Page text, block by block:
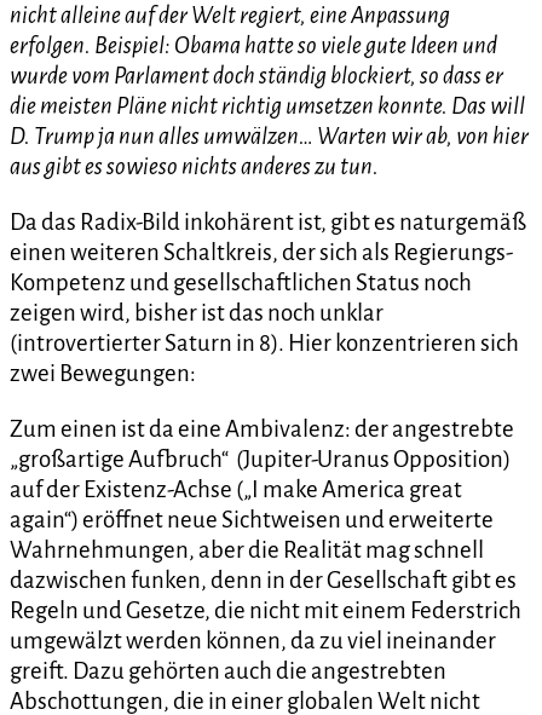
nicht alleine auf der Welt regiert, eine Anpassung
erfolgen. Beispiel: Obama hatte so viele gute Ideen und
wurde vom Parlament doch ständig blockiert, so dass er
die meisten Pläne nicht richtig umsetzen konnte. Das will
D. Trump ja nun alles umwälzen… Warten wir ab, von hier
aus gibt es sowieso nichts anderes zu tun.
Da das Radix-Bild inkohärent ist, gibt es naturgemäß
einen weiteren Schaltkreis, der sich als Regierungs-
Kompetenz und gesellschaftlichen Status noch
zeigen wird, bisher ist das noch unklar
(introvertierter Saturn in 8). Hier konzentrieren sich
zwei Bewegungen:
Zum einen ist da eine Ambivalenz: der angestrebte
„großartige Aufbruch“ (Jupiter-Uranus Opposition)
auf der Existenz-Achse („I make America great
again“) eröffnet neue Sichtweisen und erweiterte
Wahrnehmungen, aber die Realität mag schnell
dazwischen funken, denn in der Gesellschaft gibt es
Regeln und Gesetze, die nicht mit einem Federstrich
umgewälzt werden können, da zu viel ineinander
greift. Dazu gehörten auch die angestrebten
Abschottungen, die in einer globalen Welt nicht